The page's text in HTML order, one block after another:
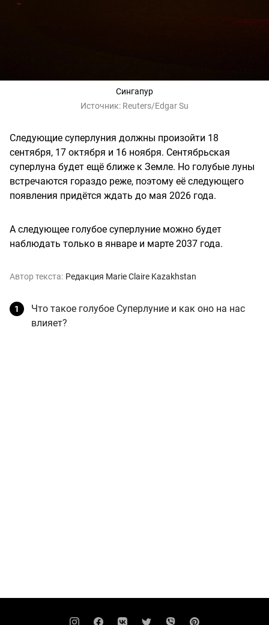
Сингапур
Источник: Reuters/Edgar Su
Следующие суперлуния должны произойти 18
сентября, 17 октября и 16 ноября. Сентябрьская
суперлуна будет ещё ближе к Земле. Но голубые луны
встречаются гораздо реже, поэтому её следующего
появления придётся ждать до мая 2026 года.
А следующее голубое суперлуние можно будет
наблюдать только в январе и марте 2037 года.
Автор текста: Редакция Marie Claire Kazakhstan
Что такое голубое Суперлуние и как оно на нас
влияет?